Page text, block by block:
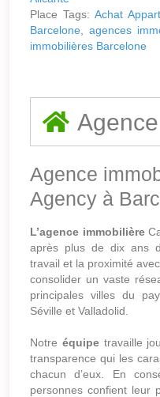
Place Tags: Achat
Barcelone ,agences
immobilières Barcelone
Agence
Agency à
L’agence immobilière
après plus de dix ans
travail et la proximité
consolider un vaste
principales villes du
Séville et Valladolid.
Notre équipetravaille
transparence qui les
chacun d’eux. En
personnes confient leur